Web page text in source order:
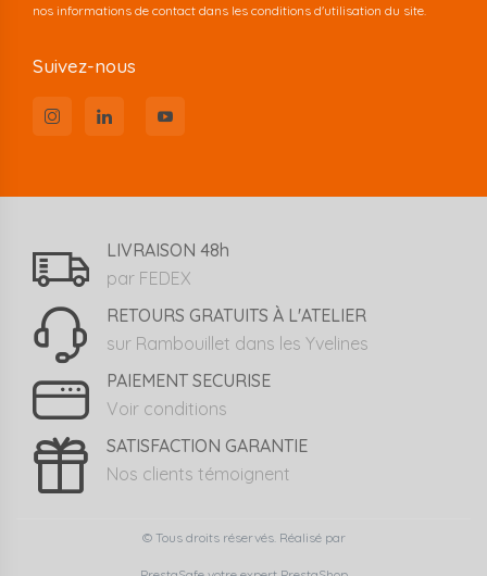
nos informations de contact dans les conditions d'utilisation du site.
Suivez-nous
LIVRAISON 48h
par FEDEX
RETOURS GRATUITS À L'ATELIER
sur Rambouillet dans les Yvelines
PAIEMENT SECURISE
Voir conditions
SATISFACTION GARANTIE
Nos clients témoignent
© Tous droits réservés. Réalisé par